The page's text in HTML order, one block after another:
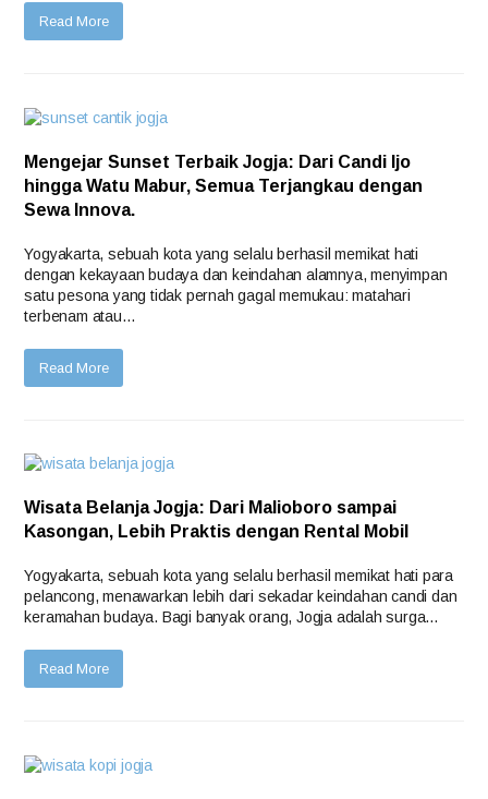
Read More
Mengejar Sunset Terbaik Jogja: Dari Candi Ijo
hingga Watu Mabur, Semua Terjangkau dengan
Sewa Innova.
Yogyakarta, sebuah kota yang selalu berhasil memikat hati
dengan kekayaan budaya dan keindahan alamnya, menyimpan
satu pesona yang tidak pernah gagal memukau: matahari
terbenam atau…
Read More
Wisata Belanja Jogja: Dari Malioboro sampai
Kasongan, Lebih Praktis dengan Rental Mobil
Yogyakarta, sebuah kota yang selalu berhasil memikat hati para
pelancong, menawarkan lebih dari sekadar keindahan candi dan
keramahan budaya. Bagi banyak orang, Jogja adalah surga…
Read More